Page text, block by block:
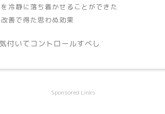
冷静に落ち着かせることができた
善で得た思わぬ効果
付いてコントロールすべし
Sponsored Links